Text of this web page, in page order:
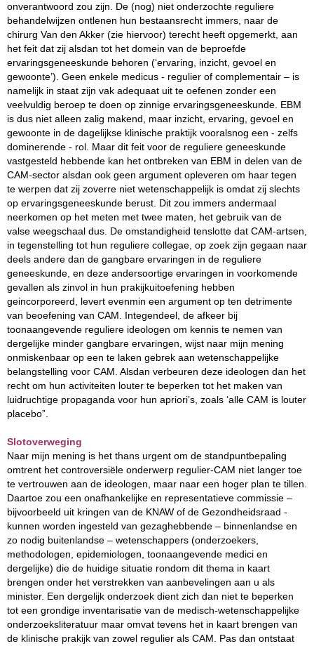
onverantwoord zou zijn. De (nog) niet onderzochte reguliere
behandelwijzen ontlenen hun bestaansrecht immers, naar de
chirurg Van den Akker (zie hiervoor) terecht heeft opgemerkt, aan
het feit dat zij alsdan tot het domein van de beproefde
ervaringsgeneeskunde behoren (‘ervaring, inzicht, gevoel en
gewoonte’). Geen enkele medicus - regulier of complementair – is
namelijk in staat zijn vak adequaat uit te oefenen zonder een
veelvuldig beroep te doen op zinnige ervaringsgeneeskunde. EBM
is dus niet alleen zalig makend, maar inzicht, ervaring, gevoel en
gewoonte in de dagelijkse klinische praktijk vooralsnog een - zelfs
dominerende - rol. Maar dit feit voor de reguliere geneeskunde
vastgesteld hebbende kan het ontbreken van EBM in delen van de
CAM-sector alsdan ook geen argument opleveren om haar tegen
te werpen dat zij zoverre niet wetenschappelijk is omdat zij slechts
op ervaringsgeneeskunde berust. Dit zou immers andermaal
neerkomen op het meten met twee maten, het gebruik van de
valse weegschaal dus. De omstandigheid tenslotte dat CAM-artsen,
in tegenstelling tot hun reguliere collegae, op zoek zijn gegaan naar
deels andere dan de gangbare ervaringen in de reguliere
geneeskunde, en deze andersoortige ervaringen in voorkomende
gevallen als zinvol in hun prakijkuitoefening hebben
geincorporeerd, levert evenmin een argument op ten detrimente
van beoefening van CAM. Integendeel, de afkeer bij
toonaangevende reguliere ideologen om kennis te nemen van
dergelijke minder gangbare ervaringen, wijst naar mijn mening
onmiskenbaar op een te laken gebrek aan wetenschappelijke
belangstelling voor CAM. Alsdan verbeuren deze ideologen dan het
recht om hun activiteiten louter te beperken tot het maken van
luidruchtige propaganda voor hun apriori’s, zoals ‘alle CAM is louter
placebo”.
Slotoverweging
Naar mijn mening is het thans urgent om de standpuntbepaling
omtrent het controversiële onderwerp regulier-CAM niet langer toe
te vertrouwen aan de ideologen, maar naar een hoger plan te tillen.
Daartoe zou een onafhankelijke en representatieve commissie –
bijvoorbeeld uit kringen van de KNAW of de Gezondheidsraad -
kunnen worden ingesteld van gezaghebbende – binnenlandse en
zo nodig buitenlandse – wetenschappers (onderzoekers,
methodologen, epidemiologen, toonaangevende medici en
dergelijke) die de huidige situatie rondom dit thema in kaart
brengen onder het verstrekken van aanbevelingen aan u als
minister. Een dergelijk onderzoek dient zich dan niet te beperken
tot een grondige inventarisatie van de medisch-wetenschappelijke
onderzoeksliteratuur maar omvat tevens het in kaart brengen van
de klinische prakijk van zowel regulier als CAM. Pas dan ontstaat